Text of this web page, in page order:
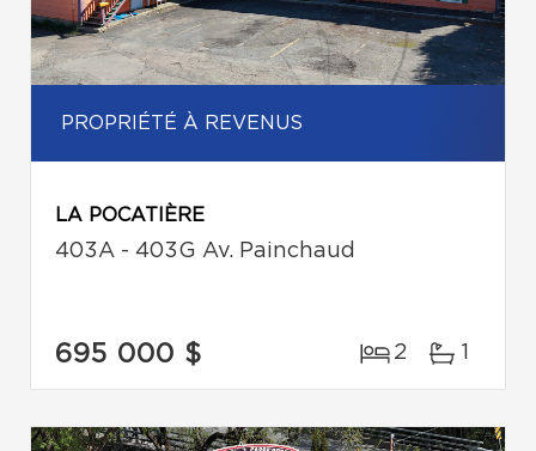
PROPRIÉTÉ À REVENUS
LA POCATIÈRE
403A - 403G Av. Painchaud
695 000 $ 2 1